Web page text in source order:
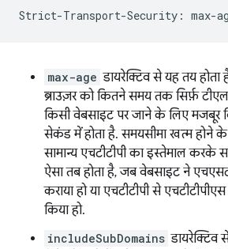
max-age डायरेक्टिव से यह तय
ब्राउज़र को कितने समय तक सिर्फ़
किसी वेबसाइट पर जाने के लिए मजबूर
सेकंड में होता है. समयसीमा खत्म होने के
सामान्य एचटीटीपी का इस्तेमाल करके
ऐसा तब होता है, जब वेबसाइट ने
कराया हो या एचटीटीपी से
किया हो.
includeSubDomains